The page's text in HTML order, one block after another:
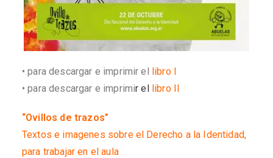
• para descargar e imprimir el libro I
• para descargar e imprimir el libro II
“Ovillos de trazos”
Textos e imagenes sobre el Derecho a la Identidad,
para trabajar en el aula